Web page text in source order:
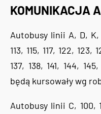
KOMUNIKACJA
Autobusy linii A, D, K,
113, 115, 117, 122, 123,
137, 138, 141, 144,
będą kursowały wg
Autobusy linii C, 100,